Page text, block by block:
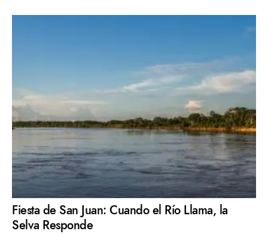
Fiesta de San Juan: Cuando el Río Llama, la
Selva Responde